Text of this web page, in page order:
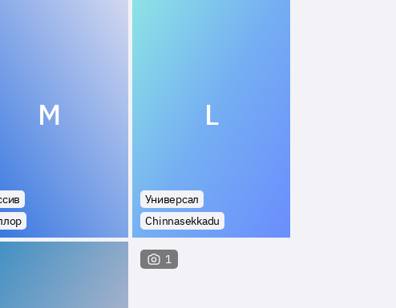
M L
Универсал
Chinnasekkadu
1